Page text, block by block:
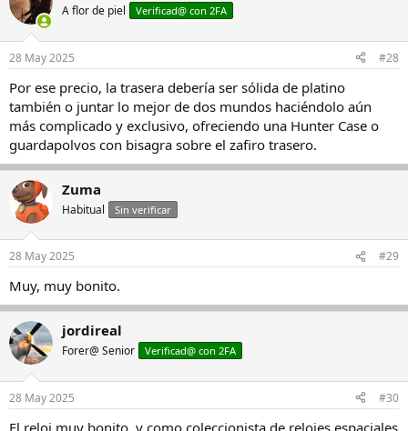
A flor de piel Verificad@ con 2FA
28 May 2025 #28
Por ese precio, la trasera debería ser sólida de platino
también o juntar lo mejor de dos mundos haciéndolo aún
más complicado y exclusivo, ofreciendo una Hunter Case o
guardapolvos con bisagra sobre el zafiro trasero.
Zuma
Habitual Sin verificar
28 May 2025 #29
Muy, muy bonito.
jordireal
Forer@ Senior Verificad@ con 2FA
28 May 2025 #30
El reloj muy bonito, y como coleccionista de relojes espaciales